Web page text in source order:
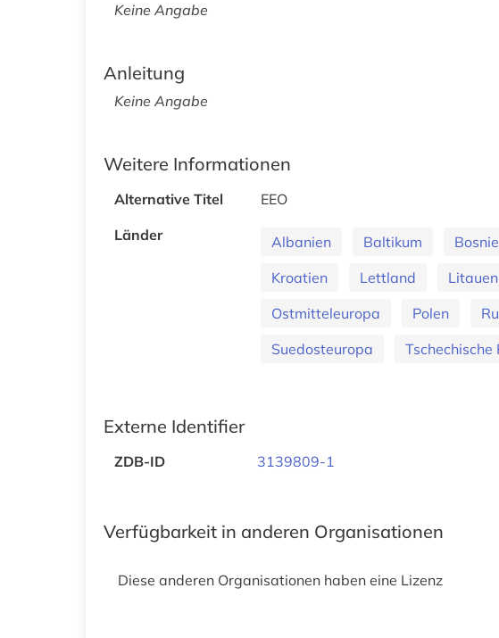
Keine Angabe
Anleitung
Keine Angabe
Weitere Informationen
Alternative Titel
EEO
Länder
Albanien Baltikum
Kroatien
Lettland Litauen
Ostmitteleuropa
Polen
Suedosteuropa
Tschechische
Externe Identifier
ZDB-ID 3139809-1
Verfügbarkeit in anderen Organisationen
Diese anderen Organisationen haben eine Lizenz